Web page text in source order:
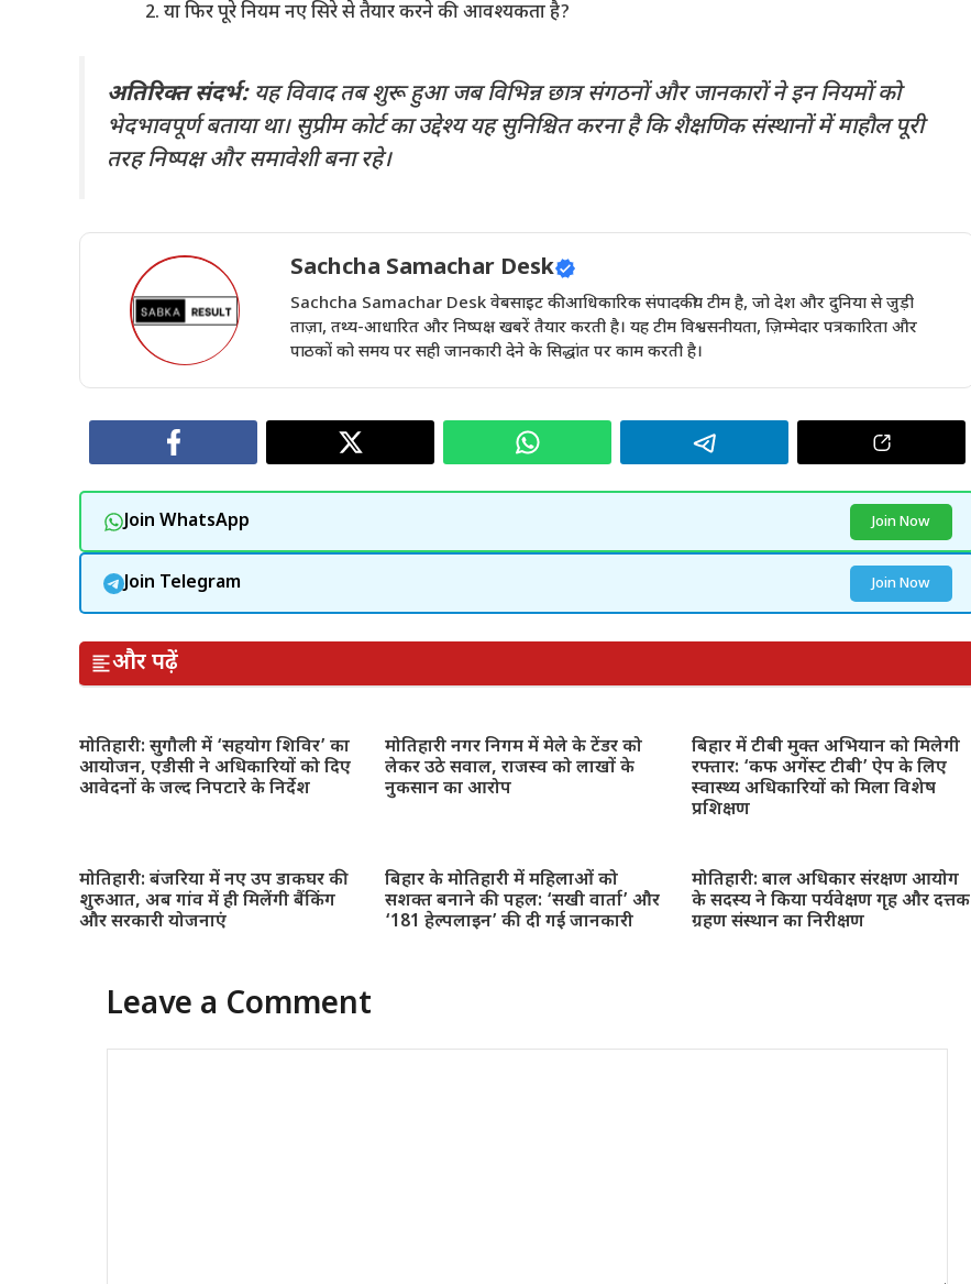
​या फिर पूरे नियम नए सिरे से तैयार करने की आवश्यकता है?
अतिरिक्त संदर्भ:यह विवाद तब शुरू हुआ जब विभिन्न छात्र संगठनों और जानकारों ने इन नियमों को
भेदभावपूर्ण बताया था। सुप्रीम कोर्ट का उद्देश्य यह सुनिश्चित करना है कि शैक्षणिक संस्थानों में माहौल पूरी
तरह निष्पक्ष और समावेशी बना रहे।
Sachcha Samachar Desk
Sachcha Samachar Desk वेबसाइट की आधिकारिक संपादकीय टीम है, जो देश और दुनिया से जुड़ी
ताज़ा, तथ्य-आधारित और निष्पक्ष खबरें तैयार करती है। यह टीम विश्वसनीयता, ज़िम्मेदार पत्रकारिता और
पाठकों को समय पर सही जानकारी देने के सिद्धांत पर काम करती है।
Join WhatsApp Join Now
Join Telegram Join Now
और पढ़ें
मोतिहारी: सुगौली में ‘सहयोग शिविर’ का
आयोजन, एडीसी ने अधिकारियों को दिए
आवेदनों के जल्द निपटारे के निर्देश
मोतिहारी नगर निगम में मेले के टेंडर को
लेकर उठे सवाल, राजस्व को लाखों के
नुकसान का आरोप
बिहार में टीबी मुक्त अभियान को मिलेगी
रफ्तार: ‘कफ अगेंस्ट टीबी’ ऐप के लिए
स्वास्थ्य अधिकारियों को मिला विशेष
प्रशिक्षण
मोतिहारी: बंजरिया में नए उप डाकघर की
शुरुआत, अब गांव में ही मिलेंगी बैंकिंग
और सरकारी योजनाएं
बिहार के मोतिहारी में महिलाओं को
सशक्त बनाने की पहल: ‘सखी वार्ता’ और
‘181 हेल्पलाइन’ की दी गई जानकारी
मोतिहारी: बाल अधिकार संरक्षण आयोग
के सदस्य ने किया पर्यवेक्षण गृह और दत्तक
ग्रहण संस्थान का निरीक्षण
Leave a Comment